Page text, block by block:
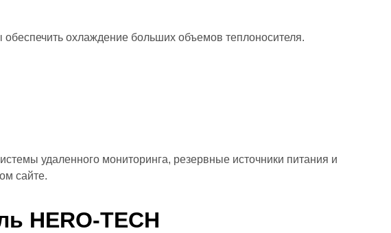
охлаждение больших объемов теплоносителя.
удаленного мониторинга, резервные источники питания и
сайте.
HERO-TECH